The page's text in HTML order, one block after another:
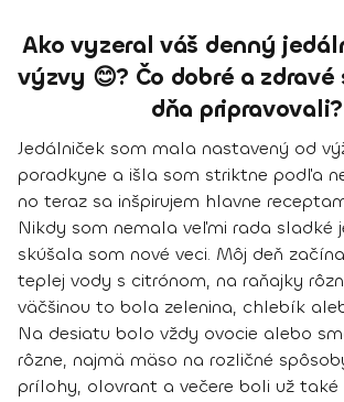
Ako vyzeral váš denný
výzvy 😊? Čo dobré a
dňa pripravovali?
Jedálniček som mala nastavený od
poradkyne a išla som striktne podľa
no teraz sa inšpirujem hlavne
Nikdy som nemala veľmi rada sladké
skúšala som nové veci. Môj deň
teplej vody s citrónom, na raňajky
väčšinou to bola zelenina, chlebík
Na desiatu bolo vždy ovocie alebo
rôzne, najmä mäso na rozličné
prílohy, olovrant a večere boli už také